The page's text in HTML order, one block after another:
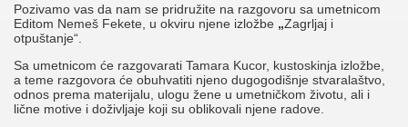
Pozivamo vas da nam se pridružite na razgovoru sa umetnicom
Editom Nemeš Fekete, u okviru njene izložbe „Zagrljaj i
otpuštanje“.
Sa umetnicom će razgovarati Tamara Kucor, kustoskinja izložbe,
a teme razgovora će obuhvatiti njeno dugogodišnje stvaralaštvo,
odnos prema materijalu, ulogu žene u umetničkom životu, ali i
lične motive i doživljaje koji su oblikovali njene radove.